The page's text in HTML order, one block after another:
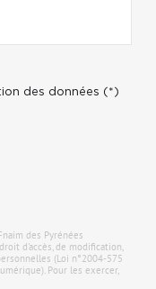
des données (*)
des Pyrénées
d'accès, de modification,
(Loi n°2004-575
Pour les exercer,